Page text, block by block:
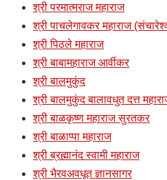
श्री परमात्मराज महाराज
श्री पाचलेगावकर महाराज
श्री पिठले महाराज
श्री बाबामहाराज आर्वीकर
श्री बालमुकुंद
श्री बालमुकुंद बालावधुत दत्त
श्री बाळकृष्ण महाराज सुरतकर
श्री बाळाप्पा महाराज
श्री ब्रह्मानंद स्वामी महाराज
श्री भैरवअवधूत ज्ञानसागर